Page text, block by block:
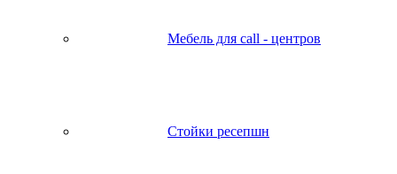
Мебель для call - центров
Стойки ресепшн